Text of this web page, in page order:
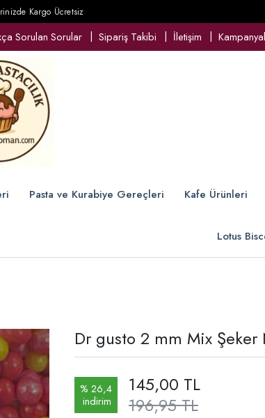
Kargo Ücretsiz
Sorulan Sorular Sipariş Takibi İletişim
Pasta ve Kurabiye Gereçleri Kafe Ürünleri
Lotus
Dr gusto 2 mm Mix Şeker
% 26,4
indirim
196,95 TL
145,00 TL